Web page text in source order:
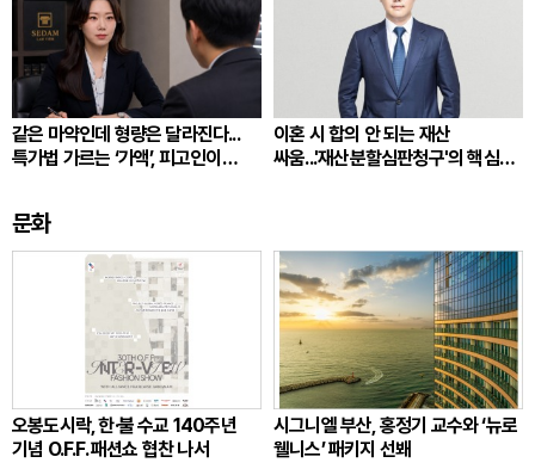
같은 마약인데 형량은 달라진다...
특가법 가르는 ‘가액’, 피고인이
이혼 시 합의 안 되는 재산
싸움...'재산분할심판청구'의 핵심
문화
오봉도시락, 한·불 수교 140주년
기념 O.F.F. 패션쇼 협찬 나서
시그니엘 부산, 홍정기 교수와 ‘뉴로
웰니스’ 패키지 선봬